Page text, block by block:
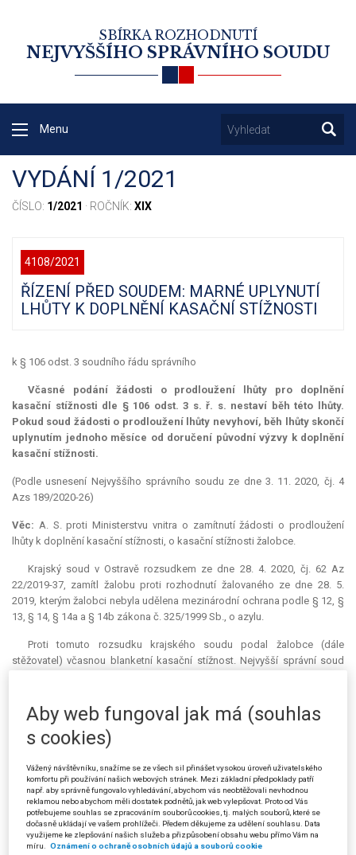
SBÍRKA ROZHODNUTÍ
NEJVYŠŠÍHO SPRÁVNÍHO SOUDU
Menu
VYDÁNÍ 1/2021
ČÍSLO: 1/2021 · ROČNÍK: XIX
4108/2021
ŘÍZENÍ PŘED SOUDEM: MARNÉ UPLYNUTÍ
LHŮTY K DOPLNĚNÍ KASAČNÍ STÍŽNOSTI
k § 106 odst. 3 soudního řádu správního
Včasné podání žádosti o prodloužení lhůty pro doplnění
kasační stížnosti dle § 106 odst. 3 s. ř. s. nestaví běh této lhůty.
Pokud soud žádosti o prodloužení lhůty nevyhoví, běh lhůty skončí
uplynutím jednoho měsíce od doručení původní výzvy k doplnění
kasační stížnosti.
(Podle usnesení Nejvyššího správního soudu ze dne 3. 11. 2020, čj. 4
Azs 189/2020-26)
Věc: A. S. proti Ministerstvu vnitra o zamítnutí žádosti o prodloužení
lhůty k doplnění kasační stížnosti, o kasační stížnosti žalobce.
Krajský soud v Ostravě rozsudkem ze dne 28. 4. 2020, čj. 62 Az
22/2019-37, zamítl žalobu proti rozhodnutí žalovaného ze dne 28. 5.
2019, kterým žalobci nebyla udělena mezinárodní ochrana podle § 12, §
13, § 14, § 14a a § 14b zákona č. 325/1999 Sb., o azylu.
Proti tomuto rozsudku krajského soudu podal žalobce (dále
stěžovatel) včasnou blanketní kasační stížnost. Nejvyšší správní soud
stížnost tak, že uvede, z jakých konkrétních důvodů napadá rozsudek
krajského soudu a co navrhuje. Usnesení bylo stěžovateli doručeno dne
17. 6. 2020, stanovená lhůta jednoho měsíce k doplnění kasační stížnosti
Právě v tomto posledním dni stanovené lhůty k doplnění kasační
stížnosti Nejvyšší správní soud obdržel žádost stěžovatele o její
prodloužení z vážných důvodů o jeden měsíc podle § 106 odst. 3 s. ř. s.
V této žádosti se uvádí, že zástupci stěžovatele byla dne 17. 7. 2020
telefonicky nařízena Krajskou hygienickou stanicí Moravskoslezského
Aby web fungoval jak má (souhlas
s cookies)
Vážený návštěvníku, snažíme se ze všech sil přinášet vysokou úroveň uživatelského
komfortu při používání našich webových stránek. Mezi základní předpoklady patří
např. aby správně fungovalo vyhledávání, abychom vás neobtěžovali nevhodnou
reklamou nebo abychom měli dostatek podnětů, jak web vylepšovat. Proto od Vás
potřebujeme souhlas se zpracováním souborů cookies, tj. malých souborů, které se
dočasně ukládají ve vašem prohlížeči. Předem děkujeme za udělení souhlasu. Data
využijeme ke zlepšování našich služeb a přizpůsobení obsahu webu přímo Vám na
míru.
Oznámení o ochraně osobních údajů a souborů cookie